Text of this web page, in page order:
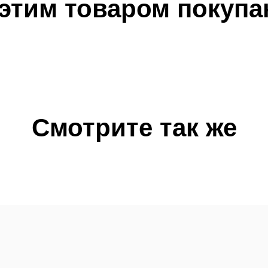
товаром
Смотрите так же